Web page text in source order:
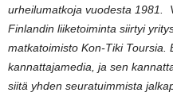
urheilumatkoja vuodesta 1981.
Finlandin liiketoiminta siirtyi
matkatoimisto Kon-Tiki Toursia.
kannattajamedia, ja sen
siitä yhden seuratuimmista